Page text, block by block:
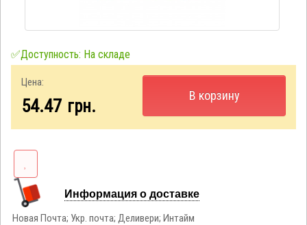
✅Доступность: На складе
Цена:
54.47 грн.
В корзину
Информация о доставке
Новая Почта; Укр. почта; Деливери; Интайм